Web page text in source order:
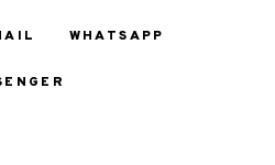
WHATSAPP